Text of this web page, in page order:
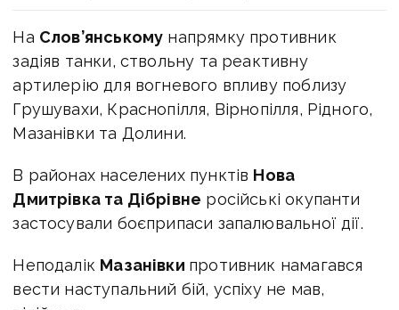
На Слов’янському напрямку противник
задіяв танки, ствольну та реактивну
артилерію для вогневого впливу поблизу
Грушувахи, Краснопілля, Вірнопілля, Рідного,
Мазанівки та Долини.
В районах населених пунктів Нова
Дмитрівка та Дібрівне російські окупанти
застосували боєприпаси запалювальної дії.
Неподалік Мазанівки противник намагався
вести наступальний бій, успіху не мав,